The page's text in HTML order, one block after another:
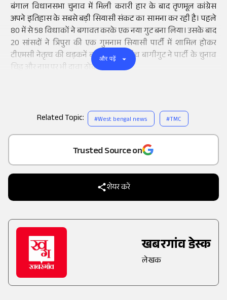
Add
as a
Trusted Source on
शेयर करें
खबरगांव डेस्क
लेखक
बंगाल विधानसभा चुनाव में मिली करारी हार के बाद तृणमूल कांग्रेस
अपने इतिहास के सबसे बड़ी सियासी संकट का सामना कर रही है। पहले
80 में से 58 विधाकों ने बगावत करके एक नया गुट बना लिया। उसके बाद
20 सांसदों ने त्रिपुरा की एक गुमनाम सियासी पार्टी में शामिल होकर
टीएमसी नेतृत्व की धड़कनें बढ़ा दी। इस बीच बागीगुट ने पार्टी के चुनाव
चिह्न और नाम पर भी दावा ठोक दिया है।
और पढ़ें
Related Topic: #West bengal news #TMC